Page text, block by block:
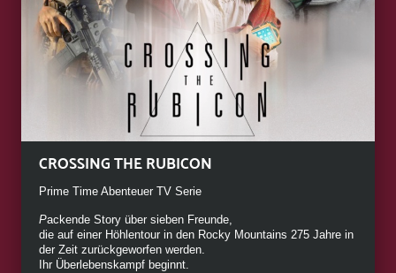
CROSSING THE RUBICON
Prime Time Abenteuer TV Serie
Packende Story über sieben Freunde,
die auf einer Höhlentour in den Rocky Mountains 275 Jahre in
der Zeit zurückgeworfen werden.
Ihr Überlebenskampf beginnt.